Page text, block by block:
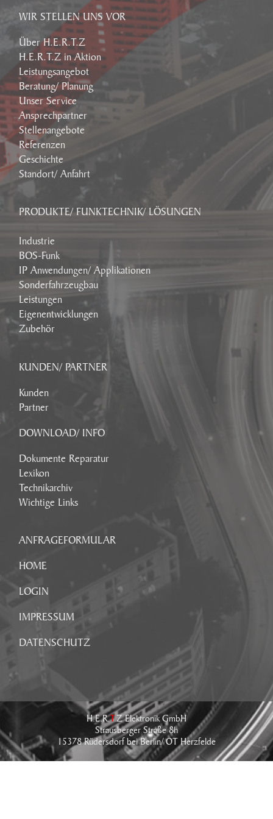
WIR STELLEN UNS VOR
Über H.E.R.T.Z
H.E.R.T.Z in Aktion
Leistungsangebot
Beratung/ Planung
Unser Service
Ansprechpartner
Stellenangebote
Referenzen
Geschichte
Standort/ Anfahrt
PRODUKTE/ FUNKTECHNIK/ LÖSUNGEN
Industrie
BOS-Funk
IP Anwendungen/ Applikationen
Sonderfahrzeugbau
Leistungen
Eigenentwicklungen
Zubehör
KUNDEN/ PARTNER
Kunden
Partner
DOWNLOAD/ INFO
Dokumente Reparatur
Lexikon
Technikarchiv
Wichtige Links
ANFRAGEFORMULAR
HOME
LOGIN
IMPRESSUM
DATENSCHUTZ
H.E.R.T.Z Elektronik GmbH
Strausberger Straße 8h
15378 Rüdersdorf bei Berlin/ OT Herzfelde